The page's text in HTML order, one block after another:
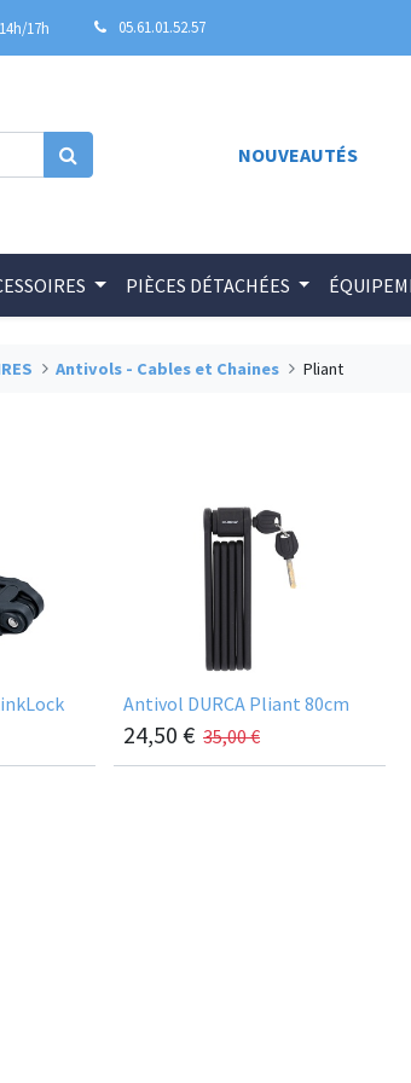
17h 05.61.01.52.57
NOUVEAUTÉS
PIÈCES DÉTACHÉES
Antivols - Cables et Chaines Pliant
Antivol DURCA Pliant 80cm
24,50 € 35,00€